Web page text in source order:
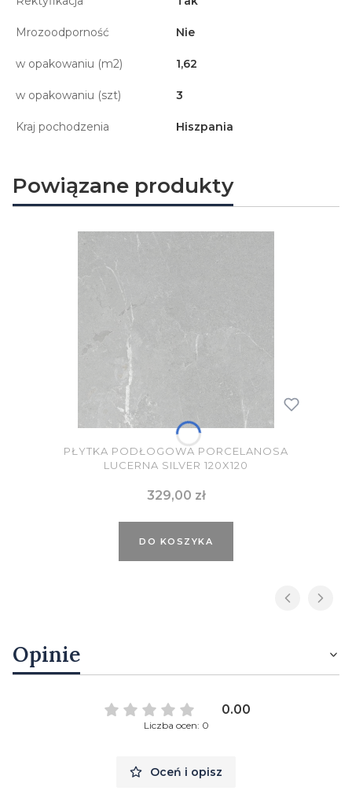
Mrozoodporność Nie
w opakowaniu (m2) 1,62
w opakowaniu (szt) 3
Kraj pochodzenia Hiszpania
Powiązane produkty
PŁYTKA PODŁOGOWA PORCELANOSA
LUCERNA SILVER 120X120
Cena
329,00 zł
DO KOSZYKA
Opinie
0.00
Liczba ocen: 0
Oceń i opisz